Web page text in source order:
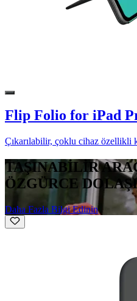
Flip Folio for iPad
Çıkarılabilir, çoklu cihaz özellikli
TAŞINABİLİR
ÖZGÜRCE
Daha Fazla Bilgi Edinin